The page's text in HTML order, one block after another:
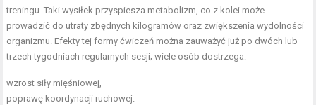
treningu. Taki wysiłek przyspiesza metabolizm, co z kolei może
prowadzić do utraty zbędnych kilogramów oraz zwiększenia wydolności
organizmu. Efekty tej formy ćwiczeń można zauważyć już po dwóch lub
trzech tygodniach regularnych sesji; wiele osób dostrzega:
wzrost siły mięśniowej,
poprawę koordynacji ruchowej.